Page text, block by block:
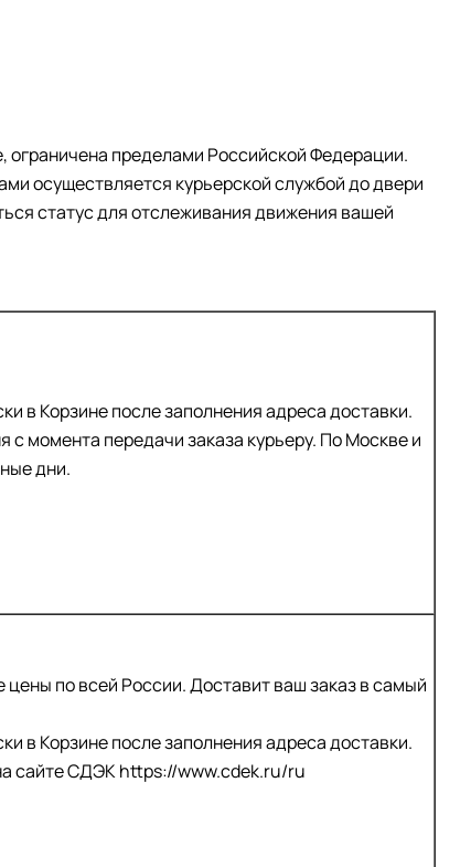
ограничена пределами Российской Федерации.
осуществляется курьерской службой до двери
статус для отслеживания движения вашей
в Корзине после заполнения адреса доставки.
момента передачи заказа курьеру. По Москве и
дни.
по всей России. Доставит ваш заказ в самый
в Корзине после заполнения адреса доставки.
сайте СДЭКhttps://www.cdek.ru/ru